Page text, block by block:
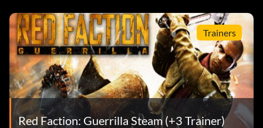
Trainers
Red Faction: Guerrilla Steam (+3 Trainer)